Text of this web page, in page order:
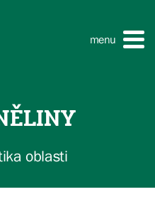
menu
oblasti